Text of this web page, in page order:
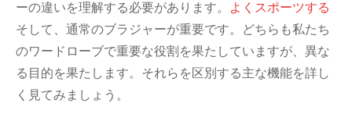
ーの違いを理解する必要があります。
よくスポーツする
そして、通常のブラジャーが重要です。どちらも私たち
のワードローブで重要な役割を果たしていますが、異な
る目的を果たします。それらを区別する主な機能を詳し
く見てみましょう。